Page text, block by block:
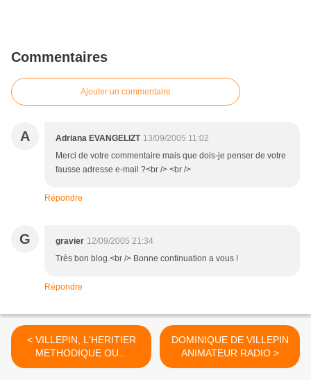
Commentaires
Ajouter un commentaire
A Adriana EVANGELIZT 13/09/2005 11:02
Merci de votre commentaire mais que dois-je penser de votre
fausse adresse e-mail ?<br /> <br />
Répondre
G gravier 12/09/2005 21:34
Très bon blog.<br /> Bonne continuation a vous !
Répondre
< VILLEPIN, L'HERITIER
METHODIQUE OU...
DOMINIQUE DE VILLEPIN
ANIMATEUR RADIO >